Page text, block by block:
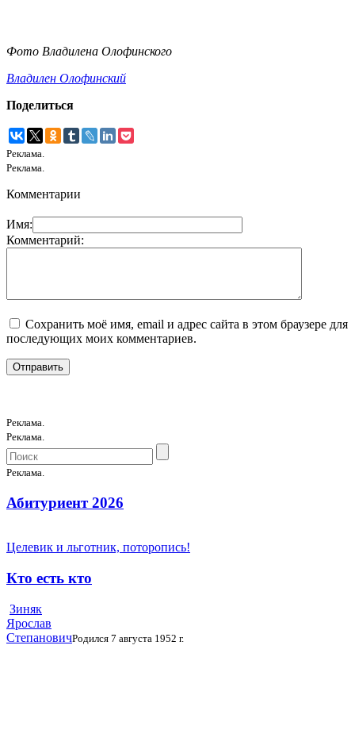
Фото Владилена Олофинского
Владилен Олофинский
Поделиться
Реклама.
Реклама.
Комментарии
Имя:
Комментарий:
Сохранить моё имя, email и адрес сайта в этом браузере для
последующих моих комментариев.
Реклама.
Реклама.
Реклама.
Абитуриент 2026
Целевик и льготник, поторопись!
Кто есть кто
Зиняк
Ярослав
СтепановичРодился 7 августа 1952 г.